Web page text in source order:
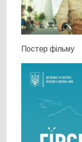
Постер фільму